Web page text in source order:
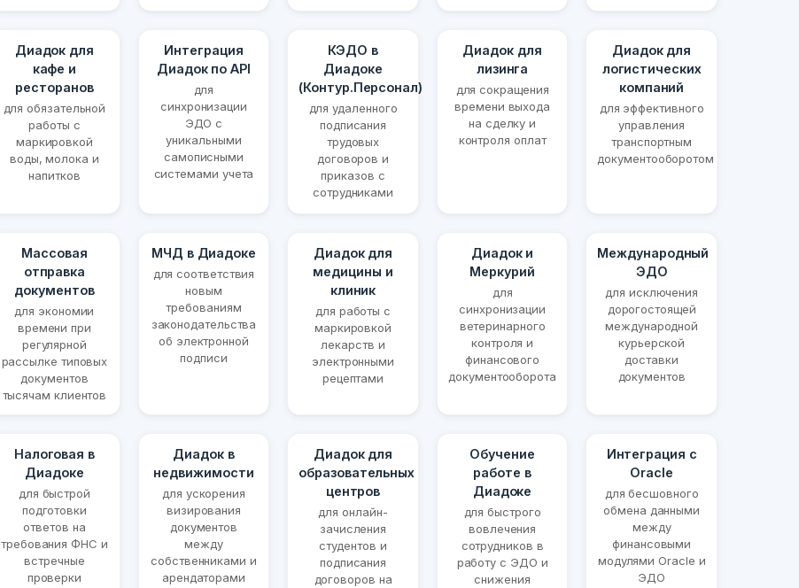
Диадок для
кафе и
ресторанов
для обязательной
работы с
маркировкой
воды, молока и
напитков
Интеграция
Диадок по API
для
синхронизации
ЭДО с
уникальными
самописными
системами учета
КЭДО в
Диадоке
(Контур.Персонал)
для удаленного
подписания
трудовых
договоров и
приказов с
сотрудниками
Диадок для
лизинга
для сокращения
времени выхода
на сделку и
контроля оплат
Диадок для
логистических
компаний
для эффективного
управления
транспортным
документооборотом
Массовая
отправка
документов
для экономии
времени при
регулярной
рассылке типовых
документов
тысячам клиентов
МЧД в Диадоке
для соответствия
новым
требованиям
законодательства
об электронной
подписи
Диадок для
медицины и
клиник
для работы с
маркировкой
лекарств и
электронными
рецептами
Диадок и
Меркурий
для
синхронизации
ветеринарного
контроля и
финансового
документооборота
Международный
ЭДО
для исключения
дорогостоящей
международной
курьерской
доставки
документов
Налоговая в
Диадоке
для быстрой
подготовки
ответов на
требования ФНС и
встречные
проверки
Диадок в
недвижимости
для ускорения
визирования
документов
между
собственниками и
арендаторами
Диадок для
образовательных
центров
для онлайн-
зачисления
студентов и
подписания
договоров на
Обучение
работе в
Диадоке
для быстрого
вовлечения
сотрудников в
работу с ЭДО и
снижения
Интеграция с
Oracle
для бесшовного
обмена данными
между
финансовыми
модулями Oracle и
ЭДО